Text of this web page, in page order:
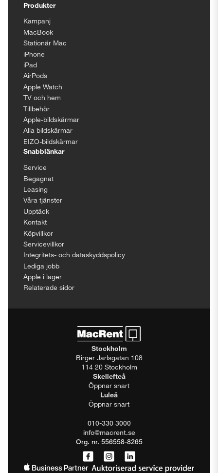
Produkter
Kampanj
MacBook
Stationär Mac
iPhone
iPad
AirPods
Apple Watch
TV och hem
Tillbehör
Apple-bildskärmar
Alla bildskärmar
EIZO-bildskärmar
Snabblänkar
Service
Begagnat
Leasing
Våra tjänster
Upptäck
Kontakt
Köpvillkor
Servicevillkor
Integritets- och dataskyddspolicy
Lediga jobb
Apple i lager
Relaterade sidor
Stockholm
Birger Jarlsgatan 108
114 20 Stockholm
Skellefteå
Öppnar snart
Luleå
Öppnar snart
010-330 3000
info@macrent.se
Org. nr. 556558-8265